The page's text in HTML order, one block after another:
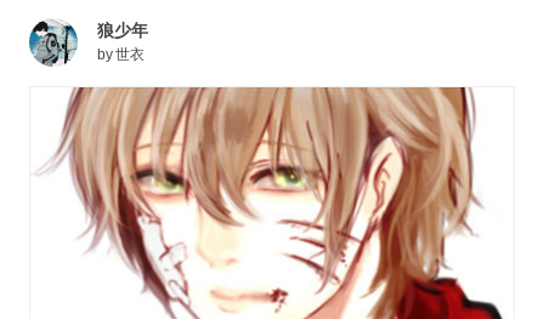
狼少年
by世衣